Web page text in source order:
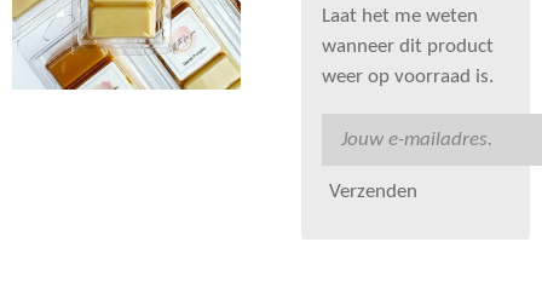
Laat het me weten
wanneer dit product
weer op voorraad is.
Verzenden